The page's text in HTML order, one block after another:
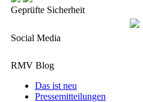
Geprüfte Sicherheit
Social Media
RMV Blog
Das ist neu
Pressemitteilungen